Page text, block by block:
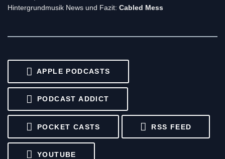
Hintergrundmusik News und Fazit: Cabled Mess
APPLE PODCASTS
PODCAST ADDICT
POCKET CASTS RSS FEED
YOUTUBE